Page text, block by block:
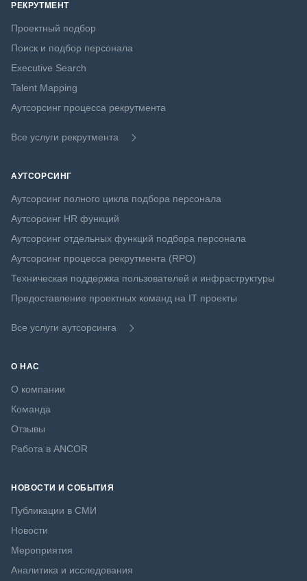
РЕКРУТМЕНТ
Проектный подбор
Поиск и подбор персонала
Executive Search
Talent Mapping
Аутсорсинг процесса рекрутмента
Все услуги рекрутмента
АУТСОРСИНГ
Аутсорсинг полного цикла подбора персонала
Аутсорсинг HR функций
Аутсорсинг отдельных функций подбора персонала
Аутсорсинг процесса рекрутмента (RPO)
Техническая поддержка пользователей и инфраструктуры
Предоставление проектных команд на IT проекты
Все услуги аутсорсинга
О НАС
О компании
Команда
Отзывы
Работа в ANCOR
НОВОСТИ И СОБЫТИЯ
Публикации в СМИ
Новости
Мероприятия
Аналитика и исследования